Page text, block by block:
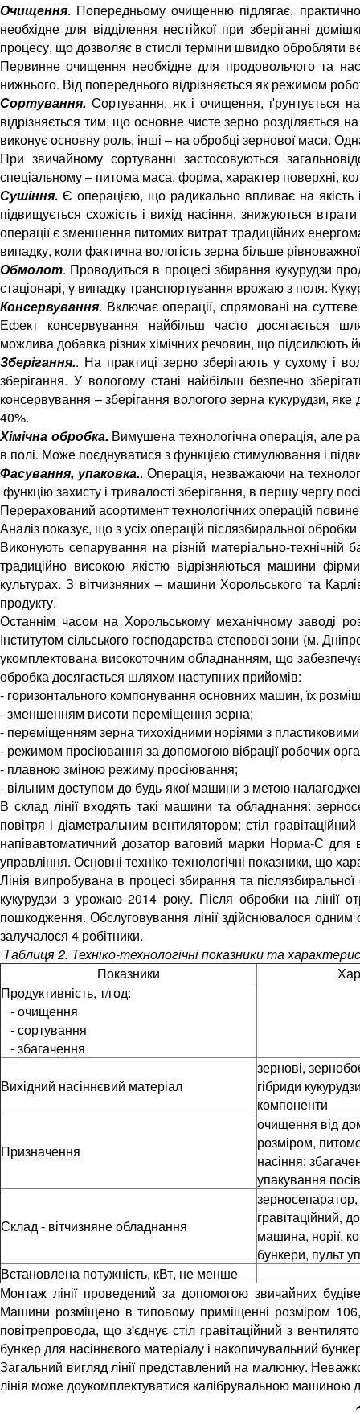
Очищення. Попередньому очищенню підлягає,
необхідне для відділення нестійкої при зберіганні
процесу, що дозволяє в стислі терміни швидко обробляти
Первинне очищення необхідне для продовольчого та
нижнього. Від попереднього відрізняється як режимом
Сортування. Сортування, як і очищення, ґрунтується
відрізняється тим, що основне чисте зерно розділяється
виконує основну роль, інші – на обробці зернової маси.
При звичайному сортуванні застосовуються
спеціальному – питома маса, форма, характер поверхні,
Сушіння. Є операцією, що радикально впливає на якість
підвищується схожість і вихід насіння, знижуються
операції є зменшення питомих витрат традиційних
випадку, коли фактична вологість зерна більше
Обмолот. Проводиться в процесі збирання кукурудзи
стаціонарі, у випадку транспортування врожаю з поля.
Консервування. Включає операції, спрямовані на
Ефект консервування найбільш часто досягається
можлива добавка різних хімічних речовин, що підсилюють
Зберігання.. На практиці зерно зберігають у сухому і
зберігання. У вологому стані найбільш безпечно
консервування – зберігання вологого зерна кукурудзи,
40%.
Хімічна обробка.Вимушена технологічна операція, але
в полі. Може поєднуватися з функцією стимулювання і
Фасування, упаковка.. Операція, незважаючи на
функцію захисту і тривалості зберігання, в першу чергу
Перерахований асортимент технологічних операцій
Аналіз показує, що з усіх операцій післязбиральної
Виконують сепарування на різній матеріально-
традиційно високою якістю відрізняються машини
культурах. З вітчизняних – машини Хорольського та
продукту.
Останнім часом на Хорольському механічному заводі
Інститутом сільського господарства степової зони (м.
укомплектована високоточним обладнанням, що
обробка досягається шляхом наступних прийомів:
- горизонтального компонування основних машин, їх
- зменшенням висоти переміщення зерна;
- переміщенням зерна тихохідними норіями з
- режимом просіювання за допомогою вібрації робочих
- плавною зміною режиму просіювання;
- вільним доступом до будь-якої машини з метою
В склад лінії входять такі машини та обладнання:
повітря і діаметральним вентилятором; стіл
напівавтоматичний дозатор ваговий марки Норма-С для
управління. Основні техніко-технологічні показники, що
Лінія випробувана в процесі збирання та
кукурудзи з урожаю 2014 року. Після обробки на лінії
пошкодження. Обслуговування лінії здійснювалося
залучалося 4 робітники.
Таблиця 2. Техніко-технологічні показники та
Показники
Продуктивність, т/год:
- очищення
- сортування
- збагачення
Вихідний насіннєвий матеріал
зернові,
гібриди
компоненти
Призначення
очищення від
розміром,
насіння;
упакування
Склад - вітчизняне обладнання
зерносепаратор,
гравітаційний,
машина, норії,
бункери, пульт
Встановлена потужність, кВт, не менше
Монтаж лінії проведений за допомогою звичайних
Машини розміщено в типовому приміщенні розміром
повітрепровода, що з'єднує стіл гравітаційний з
бункер для насіннєвого матеріалу і накопичувальний
Загальний вигляд лінії представлений на малюнку.
лінія може доукомплектуватися калібрувальною машиною